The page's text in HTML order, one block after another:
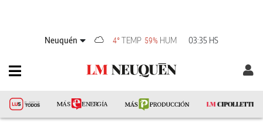
Neuquén 4°TEMP 59% HUM 03:35 HS